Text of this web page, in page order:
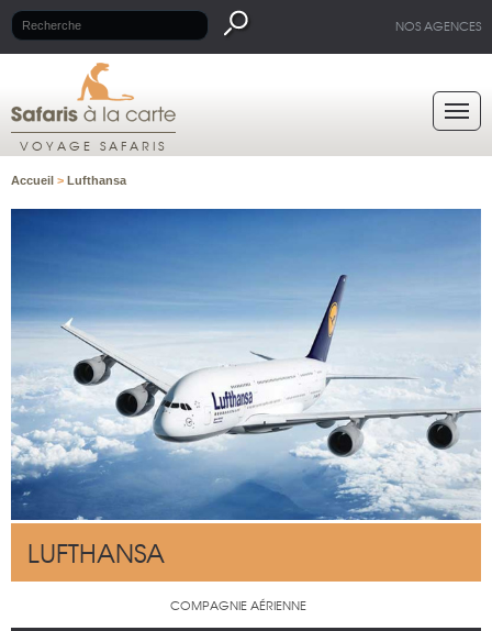
NOS AGENCES
VOYAGE SAFARIS
Accueil > Lufthansa
LUFTHANSA
COMPAGNIE AÉRIENNE